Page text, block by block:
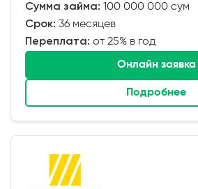
Сумма займа: 100 000 000 сум
Срок: 36 месяцев
Переплата: от 25% в год
Онлайн заявка
Подробнее